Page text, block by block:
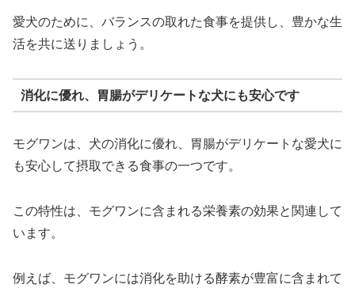
愛犬のために、バランスの取れた食事を提供し、豊かな生
活を共に送りましょう。
消化に優れ、胃腸がデリケートな犬にも安心です
モグワンは、犬の消化に優れ、胃腸がデリケートな愛犬に
も安心して摂取できる食事の一つです。
この特性は、モグワンに含まれる栄養素の効果と関連して
います。
例えば、モグワンには消化を助ける酵素が豊富に含まれて